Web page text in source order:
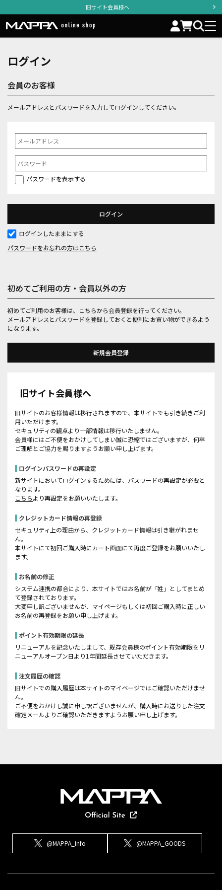
旧サイト会員様へ
ログイン
会員のお客様
メールアドレスとパスワードを入力してログインしてください。
パスワードを表示する
ログインしたままにする
パスワードをお忘れの方はこちら
初めてご利用の方・会員以外の方
初めてご利用のお客様は、こちらから会員登録を行ってください。
メールアドレスとパスワードを登録しておくと便利にお買い物ができるよう
になります。
旧サイト会員様へ
旧サイトのお客様情報は移行されますので、本サイトでも引き続きご利
用いただけます。
セキュリティの観点より一部情報は移行いたしません。
会員様にはご不便をおかけしてしまい誠に恐縮ではございますが、何卒
ご理解とご協力を賜りますようお願い申し上げます。
ログインパスワードの再設定
新サイトにおいてログインするためには、パスワードの再設定が必要と
なります。
こちらより再設定をお願いいたします。
クレジットカード情報の再登録
セキュリティ上の理由から、クレジットカード情報は引き継がれませ
ん。
本サイトにて初回ご購入時にカート画面にて再度ご登録をお願いいたし
ます。
お名前の修正
システム連携の都合により、本サイトではお名前が「姓」としてまとめ
て登録されております。
大変申し訳ございませんが、マイページもしくは初回ご購入時に正しい
お名前の再登録をお願い申し上げます。
ポイント有効期限の延長
リニューアルを記念いたしまして、既存会員様のポイント有効期限をリ
ニューアルオープン日より1年間延長させていただきます。
注文履歴の確認
旧サイトでの購入履歴は本サイトのマイページではご確認いただけませ
ん。
ご不便をおかけし誠に申し訳ございませんが、購入時にお送りした注文
確定メールよりご確認いただきますようお願い申し上げます。
@MAPPA_Info @MAPPA_GOODS